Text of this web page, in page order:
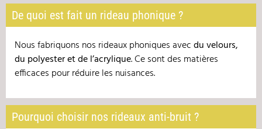
De quoi est fait un rideau phonique ?
Nous fabriquons nos rideaux phoniques avecdu velours,
du polyester et de l’acrylique. Ce sont des matières
efficaces pour réduire les nuisances.
Pourquoi choisir nos rideaux anti-bruit ?